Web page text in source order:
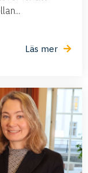
Läs mer